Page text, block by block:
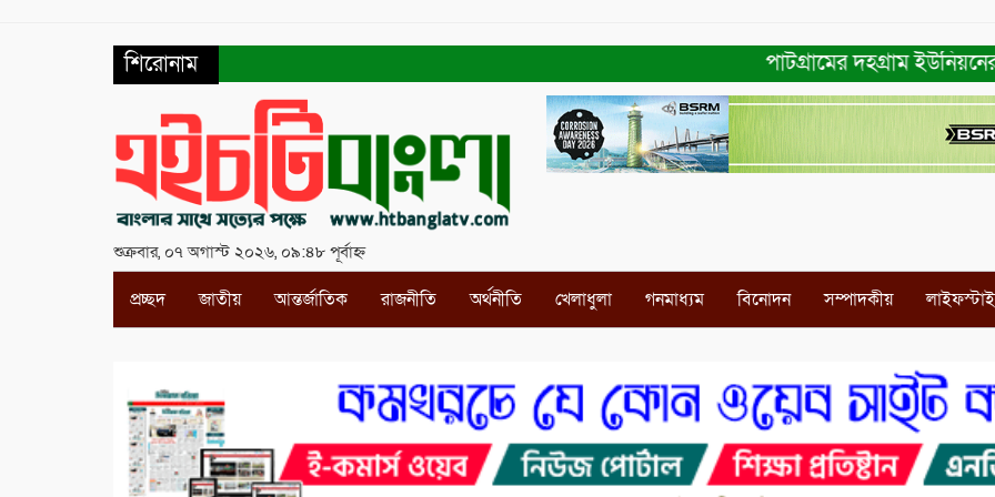
শিরোনাম পাটগ্রামের দহগ্রাম ইউনিয়নের
শুক্রবার, ০৭ অগাস্ট ২০২৬, ০৯:৪৮ পূর্বাহ্ন
প্রচ্ছদ জাতীয় আন্তর্জাতিক রাজনীতি অর্থনীতি খেলাধুলা গনমাধ্যম বিনোদন সম্পাদকীয়